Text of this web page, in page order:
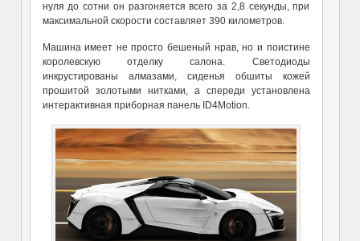
нуля до сотни он разгоняется всего за 2,8 секунды, при
максимальной скорости составляет 390 километров.
Машина имеет не просто бешеный нрав, но и поистине
королевскую отделку салона. Светодиоды
инкрустированы алмазами, сиденья обшиты кожей
прошитой золотыми нитками, а спереди установлена
интерактивная приборная панель ID4Motion.